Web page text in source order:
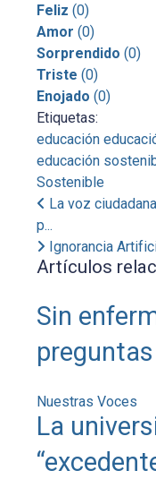
Feliz (0)
Amor (0)
Sorprendido (0)
Triste (0)
Enojado (0)
Etiquetas:
educación
educación
Sostenible
La voz
p...
Ignorancia
Artículos
Sin
Nuestras Voces
La